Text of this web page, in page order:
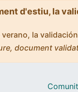
d'estiu, la
la
document